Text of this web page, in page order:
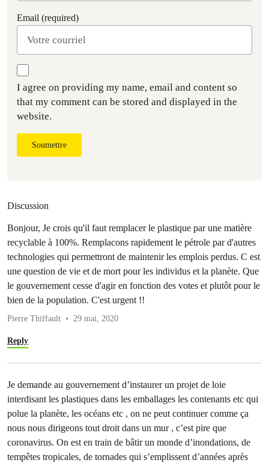
Email (required)
I agree on providing my name, email and content so
that my comment can be stored and displayed in the
website.
Soumettre
Discussion
Bonjour, Je crois qu'il faut remplacer le plastique par une matière
recyclable à 100%. Remplacons rapidement le pétrole par d'autres
technologies qui permettront de maintenir les emplois perdus. C est
une question de vie et de mort pour les individus et la planète. Que
le gouvernement cesse d'agir en fonction des votes et plutôt pour le
bien de la population. C'est urgent !!
Pierre Thiffault 29 mai, 2020
Reply
Je demande au gouvernement d’instaurer un projet de loie
interdisant les plastiques dans les emballages les contenants etc qui
polue la planète, les océans etc , on ne peut continuer comme ça
nous nous dirigeons tout droit dans un mur , c’est pire que
coronavirus. On est en train de bâtir un monde d’inondations, de
tempêtes tropicales, de tornades qui s’emplissent d’années après